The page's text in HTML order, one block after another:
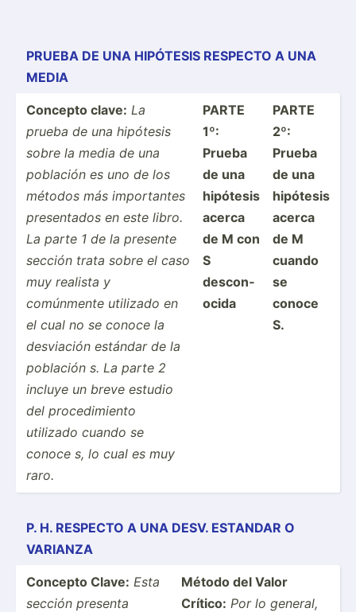
PRUEBA DE UNA HIPÓTESIS RESPECTO A UNA
MEDIA
Concepto clave: La
prueba de una hipótesis
sobre la media de una
población es uno de los
métodos más import­antes
presen­tados en este libro.
La parte 1 de la presente
sección trata sobre el caso
muy realista y
comúnmente utilizado en
el cual no se conoce la
desviación estándar de la
población s. La parte 2
incluye un breve estudio
del proced­imiento
utilizado cuando se
conoce s, lo cual es muy
raro.
PARTE
1º:
Prueba
de una
hipótesis
acerca
de M con
S
descon­
ocida
PARTE
2º:
Prueba
de una
hipótesis
acerca
de M
cuando
se
conoce
S.
P. H. RESPECTO A UNA DESV. ESTANDAR O
VARIANZA
Concepto Clave: Esta
sección presenta
Método del Valor
Crítico: Por lo general,